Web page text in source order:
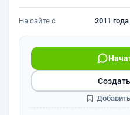
На сайте с 2011 года